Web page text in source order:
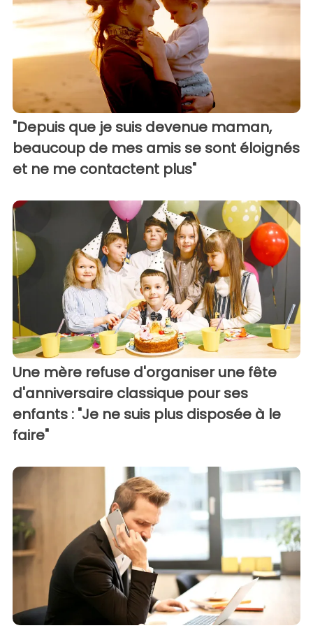
"Depuis que je suis devenue maman,
beaucoup de mes amis se sont éloignés
et ne me contactent plus"
Une mère refuse d'organiser une fête
d'anniversaire classique pour ses
enfants : "Je ne suis plus disposée à le
faire"